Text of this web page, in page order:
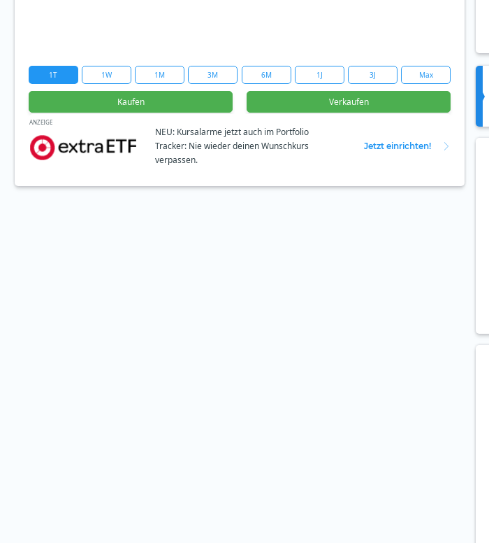
1T 1W 1M 3M 6M 1J 3J Max
Kaufen Verkaufen
ANZEIGE
NEU: Kursalarme jetzt auch im Portfolio
Tracker: Nie wieder deinen Wunschkurs
verpassen.
Jetzt einrichten!